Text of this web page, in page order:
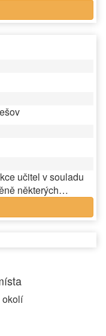
učitel v souladu
některých…
okolí